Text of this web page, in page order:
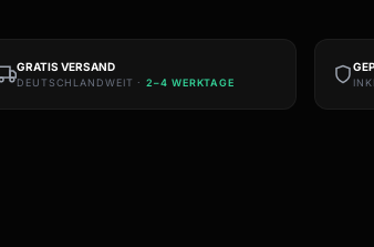
GRATIS VERSAND
DEUTSCHLANDWEIT ·2–4 WERKTAGE